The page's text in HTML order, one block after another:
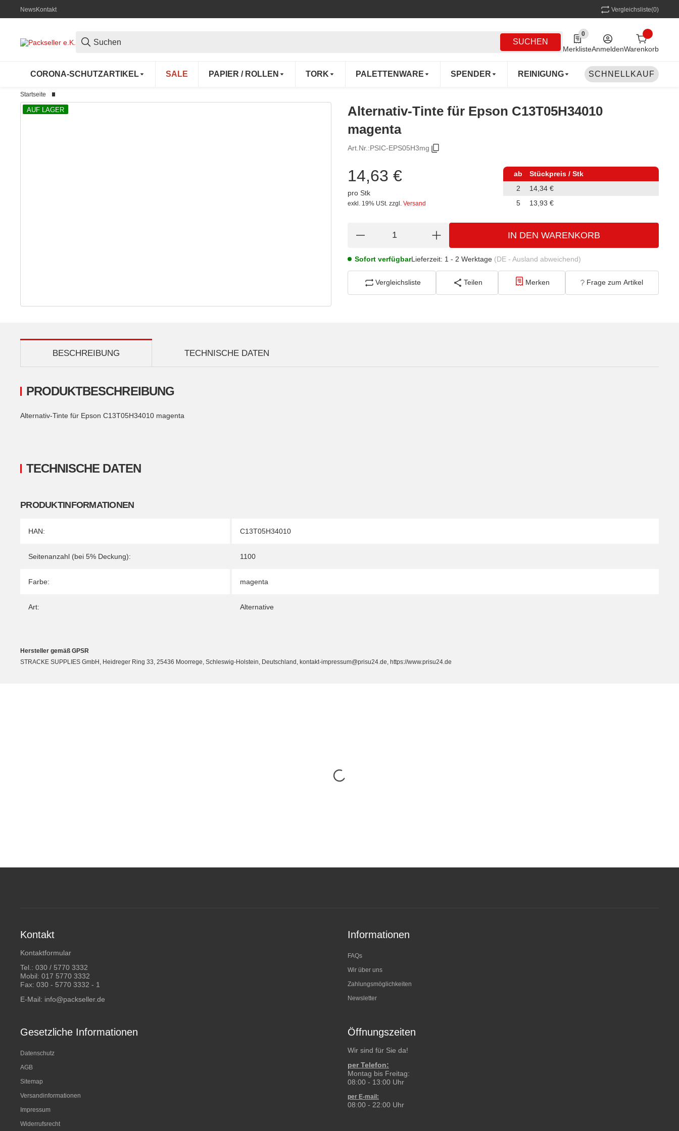
NewsKontakt Vergleichsliste(0)
SUCHEN
0
0 Produkte in der Liste
MerklisteAnmeldenWarenkorb
CORONA-SCHUTZARTIKEL SALE PAPIER / ROLLEN TORK PALETTENWARE SPENDER REINIGUNG MEHRWEG
SCHNELLKAUF
Startseite
AUF LAGER
Alternativ-Tinte für Epson C13T05H34010
magenta
Art.Nr.:PSIC-EPS05H3mg
14,63 €
pro Stk
exkl. 19% USt. zzgl. Versand
ab
Stückpreis / Stk
2
14,34 €
5
13,93 €
IN DEN WARENKORB
Sofort verfügbarLieferzeit: 1 - 2 Werktage (DE - Ausland abweichend)
Vergleichsliste Teilen Merken Frage zum Artikel
TECHNISCHE DATEN
BESCHREIBUNG
TECHNISCHE DATEN
PRODUKTINFORMATIONEN
Produkteigenschaft
Wert
HAN: C13T05H34010
Seitenanzahl (bei 5% Deckung): 1100
Farbe: magenta
Art: Alternative
PRODUKTBESCHREIBUNG
Alternativ-Tinte für Epson C13T05H34010 magenta
Hersteller gemäß GPSR
STRACKE SUPPLIES GmbH, Heidreger Ring 33, 25436 Moorrege, Schleswig-Holstein, Deutschland, kontakt-impressum@prisu24.de, https://www.prisu24.de
Kontakt
Kontaktformular
Tel.: 030 / 5770 3332
Mobil: 017 5770 3332
Fax: 030 - 5770 3332 - 1
E-Mail: info@packseller.de
Informationen
FAQs
Wir über uns
Zahlungsmöglichkeiten
Newsletter
Gesetzliche Informationen
Datenschutz
AGB
Sitemap
Versandinformationen
Impressum
Widerrufsrecht
Öffnungszeiten
Wir sind für Sie da!
per Telefon:
Montag bis Freitag:
08:00 - 13:00 Uhr
per E-mail:
08:00 - 22:00 Uhr